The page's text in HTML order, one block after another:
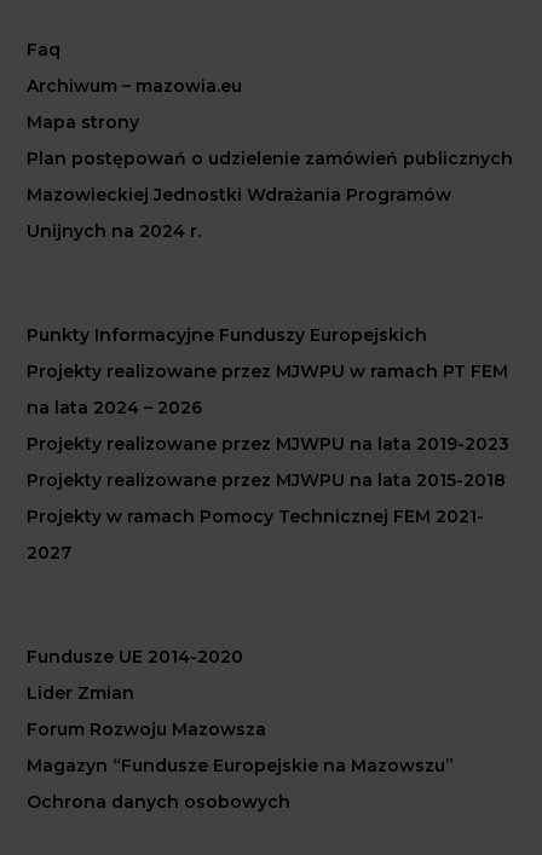
Faq
Archiwum – mazowia.eu
Mapa strony
Plan postępowań o udzielenie zamówień publicznych
Mazowieckiej Jednostki Wdrażania Programów
Unijnych na 2024 r.
Punkty Informacyjne Funduszy Europejskich
Projekty realizowane przez MJWPU w ramach PT FEM
na lata 2024 – 2026
Projekty realizowane przez MJWPU na lata 2019-2023
Projekty realizowane przez MJWPU na lata 2015-2018
Projekty w ramach Pomocy Technicznej FEM 2021-
2027
Fundusze UE 2014-2020
Lider Zmian
Forum Rozwoju Mazowsza
Magazyn “Fundusze Europejskie na Mazowszu”
Ochrona danych osobowych